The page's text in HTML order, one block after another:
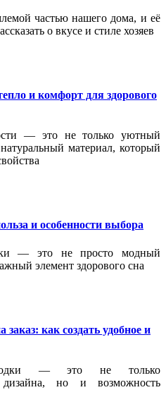
частью нашего дома, и её
о вкусе и стиле хозяев
и комфорт для здорового
— это не только уютный
материал, который
и особенности выбора
— это не просто модный
элемент здорового сна
как создать удобное и
— это не только
но и возможность